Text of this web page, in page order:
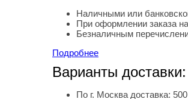
Наличными или
При оформлении заказа
Безналичным
Подробнее
Варианты доставки:
По г. Москва доставка: